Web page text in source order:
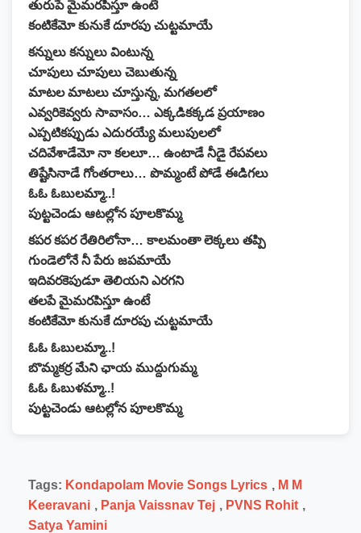
తురుపే మైమరపిస్తూ ఉంటే
కంటికేమో కునుకే దూరపు చుట్టమాయే
కన్నులు కన్నులు వింటున్న
చూపులు చూపులు చెబుతున్న
మాటల మాటలు చూస్తున్న, మగతలలో
ఎవ్వరికెవ్వరు సావాసం… ఎక్కడికక్కడ ప్రయాణం
ఎప్పటికప్పుడు ఎదురయ్యే మలుపులలో
చదివేశాడేమో నా కలలూ… ఉంటాడే నీడై రేపవలు
తిష్టేసినాడే గోంతరాలు… పొమ్మంటే పోడే ఈడిగలు
ఓఓ ఓబులమ్మా..!
పుట్టచెండు ఆటల్లోన పూలకొమ్మ
కపర కపర రేతిరిలోనా… కాలమంతా లెక్కలు తప్పి
గుండెలోనే నీ పేరు జపమాయే
ఇదివరకెపుడూ తెలియని ఎరగని
తలపే మైమరపిస్తూ ఉంటే
కంటికేమో కునుకే దూరపు చుట్టమాయే
ఓఓ ఓబులమ్మా..!
బొమ్మకర్ర మేని ఛాయ ముద్దుగుమ్మ
ఓఓ ఓబుళమ్మా..!
పుట్టచెండు ఆటల్లోన పూలకొమ్మ
Tags: Kondapolam Movie Songs Lyrics , M M
Keeravani , Panja Vaissnav Tej , PVNS Rohit ,
Satya Yamini